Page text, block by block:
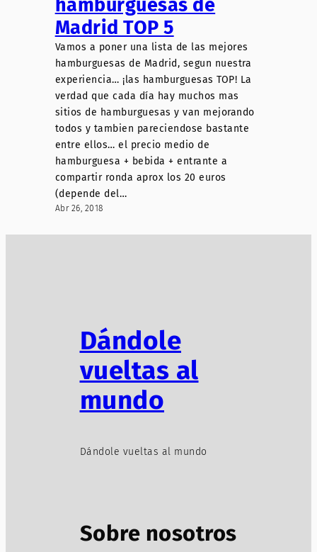
hamburguesas de
Madrid TOP 5
Vamos a poner una lista de las mejores
hamburguesas de Madrid, segun nuestra
experiencia… ¡las hamburguesas TOP! La
verdad que cada día hay muchos mas
sitios de hamburguesas y van mejorando
todos y tambien pareciendose bastante
entre ellos… el precio medio de
hamburguesa + bebida + entrante a
compartir ronda aprox los 20 euros
(depende del…
Abr 26, 2018
Dándole
vueltas al
mundo
Dándole vueltas al mundo
Sobre nosotros